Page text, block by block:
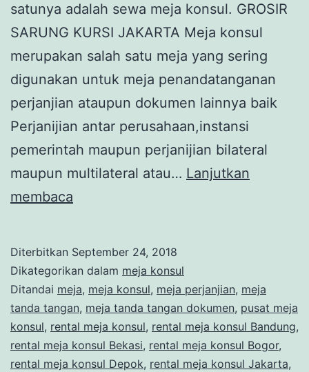
satunya adalah sewa meja konsul. GROSIR
SARUNG KURSI JAKARTA Meja konsul
merupakan salah satu meja yang sering
digunakan untuk meja penandatanganan
perjanjian ataupun dokumen lainnya baik
Perjanijian antar perusahaan,instansi
pemerintah maupun perjanijian bilateral
maupun multilateral atau… Lanjutkan
membaca
Konsul
atau
Meja
Tanda
Tangan
Diterbitkan September 24, 2018
Dikategorikan dalam meja konsul
Ditandai meja, meja konsul, meja perjanjian, meja
tanda tangan, meja tanda tangan dokumen, pusat meja
konsul, rental meja konsul, rental meja konsul Bandung,
rental meja konsul Bekasi, rental meja konsul Bogor,
rental meja konsul Depok, rental meja konsul Jakarta,